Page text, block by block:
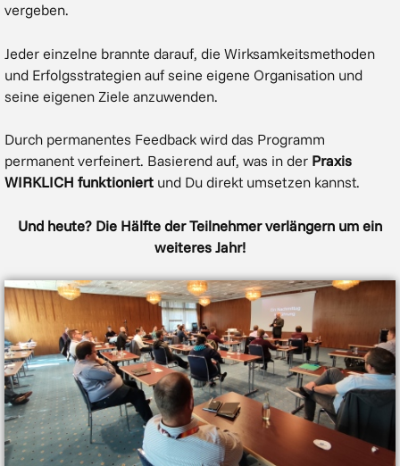
vergeben.
Jeder einzelne brannte darauf, die Wirksamkeitsmethoden
und Erfolgsstrategien auf seine eigene Organisation und
seine eigenen Ziele anzuwenden.
Durch permanentes Feedback wird das Programm
permanent verfeinert. Basierend auf, was in der Praxis
WIRKLICH funktioniert und Du direkt umsetzen kannst.
Und heute? Die Hälfte der Teilnehmer verlängern um ein
weiteres Jahr!